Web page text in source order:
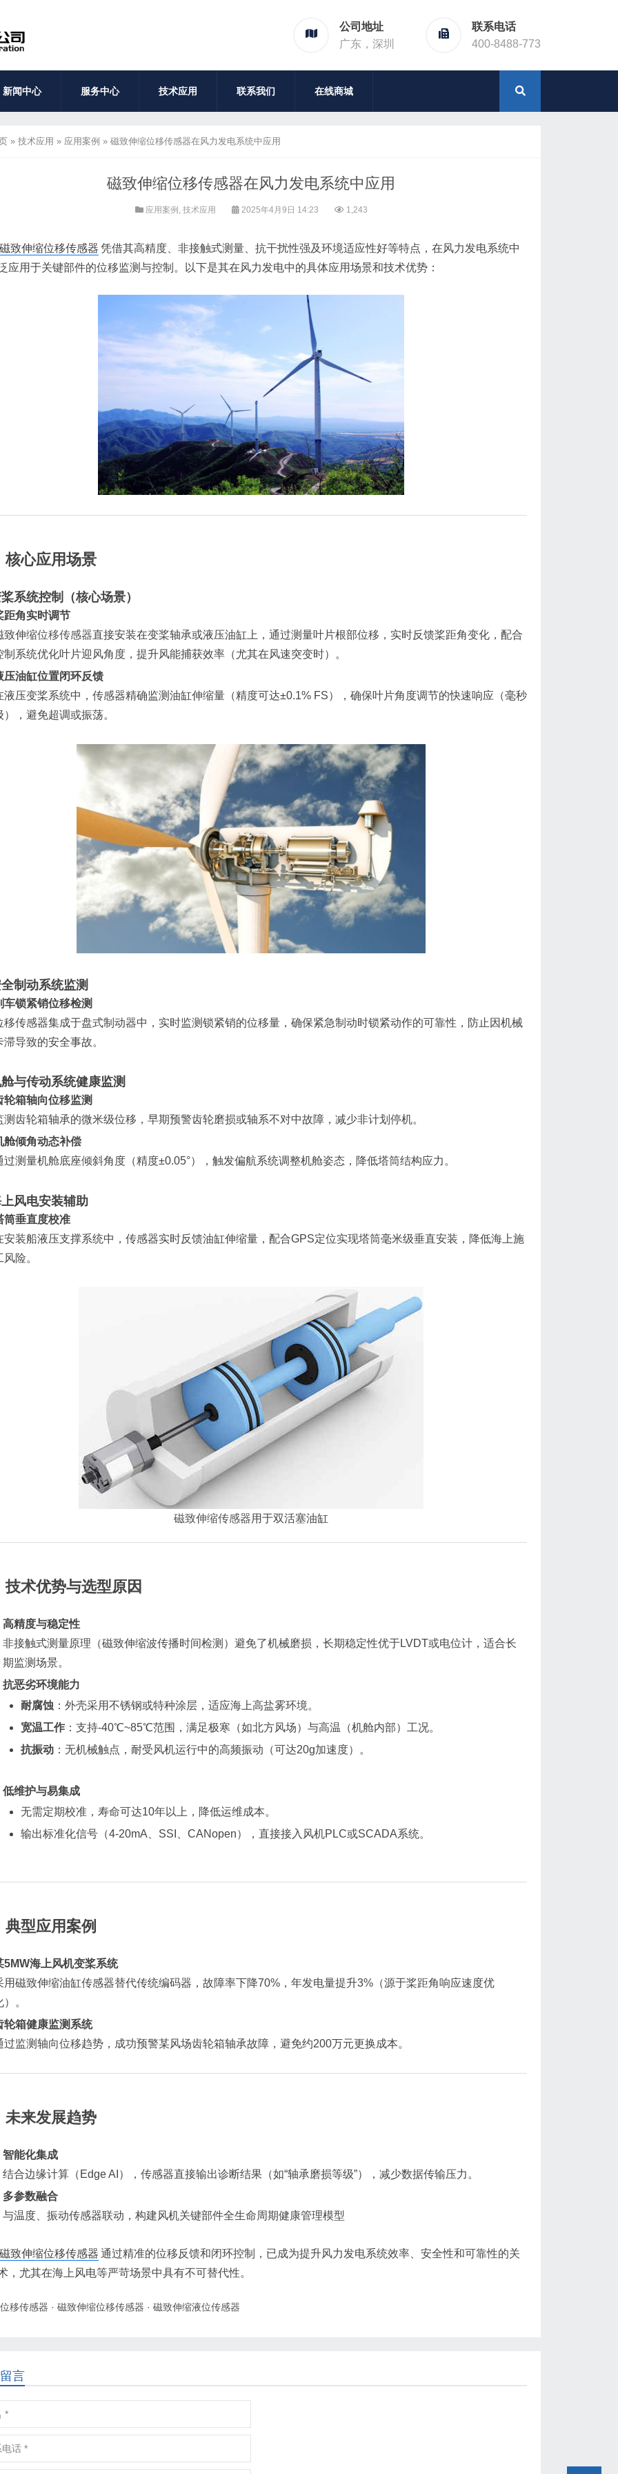
公司地址
广东，深圳
联系电话
400-8488-773
新闻中心 服务中心 技术应用 联系我们 在线商城
» 技术应用 » 应用案例 » 磁致伸缩位移传感器在风力发电系统中应用
磁致伸缩位移传感器在风力发电系统中应用
应用案例 , 技术应用 2025年4月9日 14:23 1,243
磁致伸缩位移传感器 凭借其高精度、非接触式测量、抗干扰性强及环境适应性好等特点，在风力发电系统中
应用于关键部件的位移监测与控制。以下是其在风力发电中的具体应用场景和技术优势：
核心应用场景
系统控制（核心场景）
距角实时调节
致伸缩位移传感器直接安装在变桨轴承或液压油缸上，通过测量叶片根部位移，实时反馈桨距角变化，配合
制系统优化叶片迎风角度，提升风能捕获效率（尤其在风速突变时）。
压油缸位置闭环反馈
液压变桨系统中，传感器精确监测油缸伸缩量（精度可达±0.1% FS），确保叶片角度调节的快速响应（毫秒
），避免超调或振荡。
制动系统监测
车锁紧销位移检测
移传感器集成于盘式制动器中，实时监测锁紧销的位移量，确保紧急制动时锁紧动作的可靠性，防止因机械
滞导致的安全事故。
与传动系统健康监测
轮箱轴向位移监测
测齿轮箱轴承的微米级位移，早期预警齿轮磨损或轴系不对中故障，减少非计划停机。
舱倾角动态补偿
过测量机舱底座倾斜角度（精度±0.05°），触发偏航系统调整机舱姿态，降低塔筒结构应力。
风电安装辅助
筒垂直度校准
安装船液压支撑系统中，传感器实时反馈油缸伸缩量，配合GPS定位实现塔筒毫米级垂直安装，降低海上施
风险。
磁致伸缩传感器用于双活塞油缸
技术优势与选型原因
高精度与稳定性
非接触式测量原理（磁致伸缩波传播时间检测）避免了机械磨损，长期稳定性优于LVDT或电位计，适合长
期监测场景。
抗恶劣环境能力
耐腐蚀 ‌：外壳采用不锈钢或特种涂层，适应海上高盐雾环境。
宽温工作‌：支持-40℃~85℃范围，满足极寒（如北方风场）与高温（机舱内部）工况。
抗振动‌：无机械触点，耐受风机运行中的高频振动（可达20g加速度）。
低维护与易集成
无需定期校准，寿命可达10年以上，降低运维成本。
输出标准化信号（4-20mA、SSI、CANopen），直接接入风机PLC或SCADA系统。
典型应用案例
5MW海上风机变桨系统
用磁致伸缩油缸传感器替代传统编码器，故障率下降70%，年发电量提升3%（源于桨距角响应速度优
）。
轮箱健康监测系统
过监测轴向位移趋势，成功预警某风场齿轮箱轴承故障，避免约200万元更换成本。
未来发展趋势
智能化集成
结合边缘计算（Edge AI），传感器直接输出诊断结果（如“轴承磨损等级”），减少数据传输压力。
多参数融合
与温度、振动传感器联动，构建风机关键部件全生命周期健康管理模型
磁致伸缩位移传感器 通过精准的位移反馈和闭环控制，已成为提升风力发电系统效率、安全性和可靠性的关
，尤其在海上风电等严苛场景中具有不可替代性。
位移传感器 · 磁致伸缩位移传感器 · 磁致伸缩液位传感器
言